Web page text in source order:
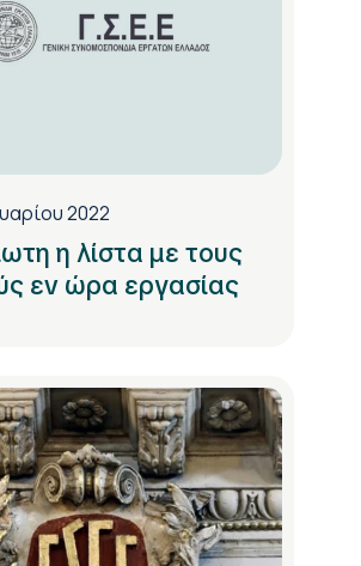
2022
η λίστα με τους
εν ώρα εργασίας